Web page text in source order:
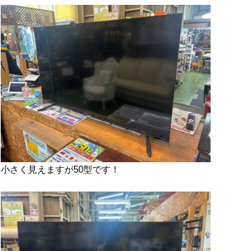
小さく見えますが50型です！